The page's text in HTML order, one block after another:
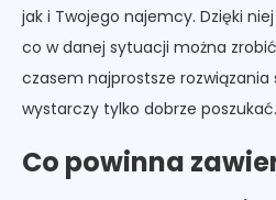
jak i Twojego najemcy. Dzięki
co w danej sytuacji można
czasem najprostsze rozwiązania
wystarczy tylko dobrze poszukać.
Co powinna